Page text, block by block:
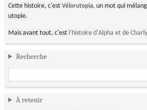
Cette histoire, c'est Vélorutopia, un mot qui
utopie.
Mais avant tout, c'est l'histoire d'Alpha et de Charly
Recherche
À retenir